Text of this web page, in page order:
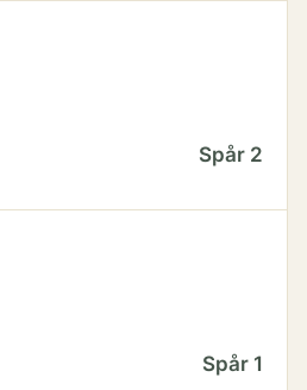
Spår 2
Spår 1